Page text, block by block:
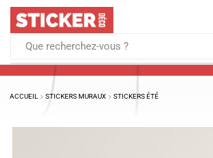
Que recherchez-vous ?
ACCUEIL STICKERS MURAUX STICKERS ÉTÉ